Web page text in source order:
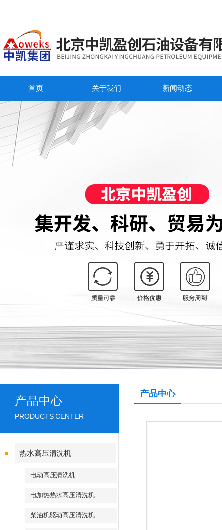
首页 关于我们 新闻动态
产品中心
PRODUCTS CENTER
热水高压清洗机
电动高压清洗机
电加热热水高压清洗机
柴油机驱动高压清洗机
产品中心